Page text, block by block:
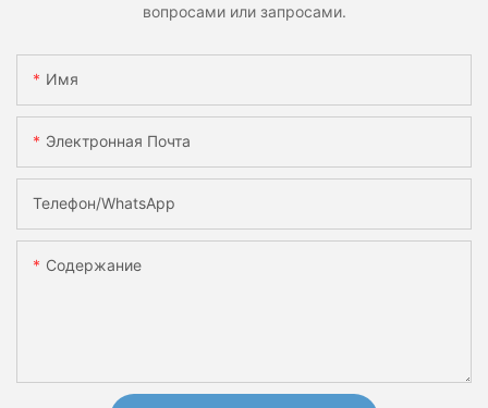
вопросами или запросами.
Имя
Электронная Почта
Телефон/WhatsApp
Содержание